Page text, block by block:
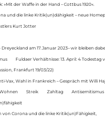
»Mit der Waffe in der Hand – Cottbus 1920«.
und die linke Kritik(un)dähigkeit – neue
Kurt Jotter
am 17.Januar 2023– wir bleiben
Fuldaer Verhältnisse: 13. April: 4 Todestag
Frankfurt 19/03/22)
Vax, Wahl in Frankreich – Gespräch mit Willi
Streik Zahltag Antisemitismus
von Corona und die linke Kritik(un)Fähigkeit,